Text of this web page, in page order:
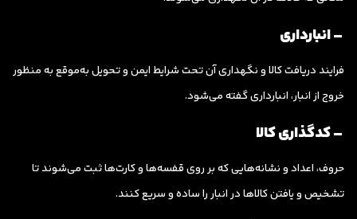
– انبارداری
فرایند دریافت کالا و نگهداری آن تحت شرایط ایمن و تحویل به‌موقع به منظور
خروج از انبار، انبارداری گفته می‌شود.
– کدگذاری کالا
حروف، اعداد و نشانه‌هایی که بر روی قفسه‌ها و کارت‌ها ثبت می‌شوند تا
تشخیص و یافتن کالاها در انبار را ساده و سریع کنند.